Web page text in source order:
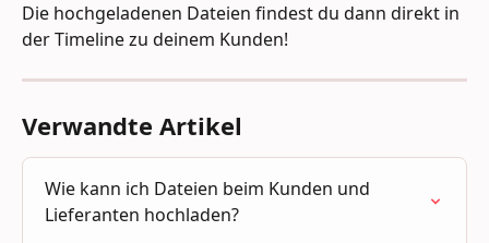
Die hochgeladenen Dateien findest du dann direkt in
der Timeline zu deinem Kunden!
Verwandte Artikel
Wie kann ich Dateien beim Kunden und
Lieferanten hochladen?